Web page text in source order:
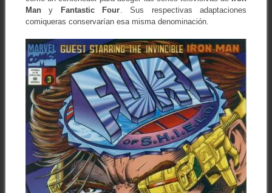
Many Fantastic Four . Sus respectivas adaptaciones
comiqueras conservarían esa misma denominación.